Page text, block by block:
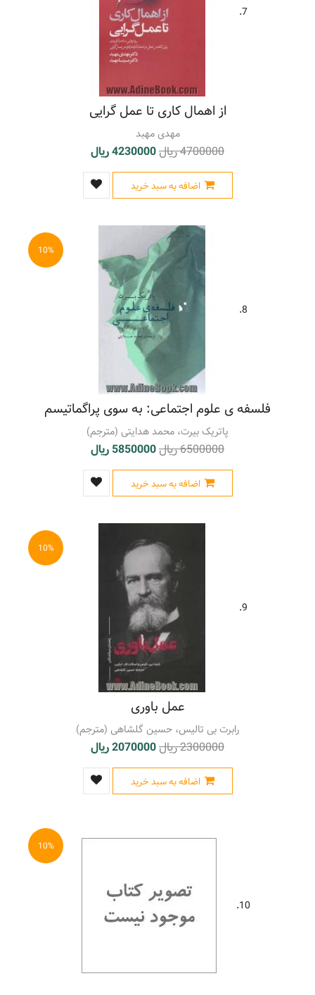
7.
از اهمال کاری تا عمل گرایی
مهدی مهبد
4700000 ریال 4230000 ریال
اضافه به سبد خرید
10%
8.
فلسفه ی علوم اجتماعی: به سوی پراگماتیسم
پاتریک بیرت، محمد هدایتی (مترجم)
6500000 ریال 5850000 ریال
اضافه به سبد خرید
10%
9.
عمل باوری
رابرت بی تالیس، حسین گلشاهی (مترجم)
2300000 ریال 2070000 ریال
اضافه به سبد خرید
10%
10.